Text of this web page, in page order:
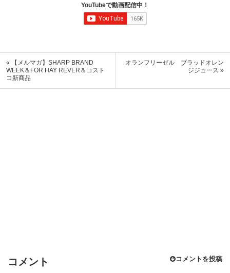
YouTubeで動画配信中！
« 【メルマガ】SHARP BRAND
WEEK＆FOR HAY REVER＆コスト
コ新商品
オランフリーゼル ブラッドオレン
ジジュース »
コメント コメントを投稿